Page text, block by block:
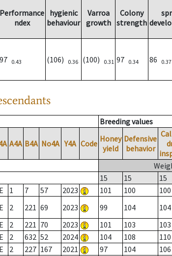
Performance
ndex
hygienic
behaviour
Varroa
growth
Colony
strength
97 0.43 (106) 0.36 (100) 0.31 97 0.34 86 0.37
Breeding values
A4A B4A No4A Y4A Code Honey
yield
Defensive
behavior
15
15 15
1 7 57 2023 101 100 100
2 221 69 2023 99 104 104
2 221 70 2023 101 103 103
2 632 52 2024 104 108 110
2 227 167 2021 97 104 106